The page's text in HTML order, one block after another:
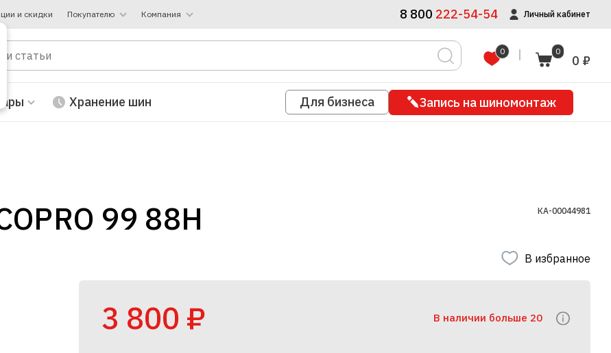
и скидки Покупателю Компания 8 800 222-54-54 Личный кабинет
0 0
0 ₽
Хранение шин Для бизнеса Запись на шиномонтаж
99 88H КА-00044981
В избранное
3 800 ₽ В наличии больше 20